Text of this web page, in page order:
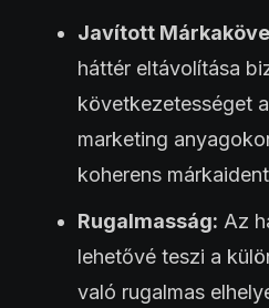
Javított
háttér eltávolítása
következetességet
marketing
koherens
Rugalmasság: Az
lehetővé teszi a
való rugalmas